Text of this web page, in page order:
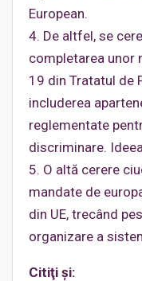
European.
4. De altfel, se
completarea unor
19 din Tratatul de
includerea
reglementate
discriminare.
5. O altă cerere
mandate de
din UE, trecând
organizare a
Citiţi şi: